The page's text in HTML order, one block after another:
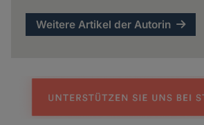
Weitere Artikel der Autorin